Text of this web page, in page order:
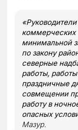
коммерческих
минимальной
по закону
северные
работы,
праздничные
совмещении
работу в
опасных
Мазур.